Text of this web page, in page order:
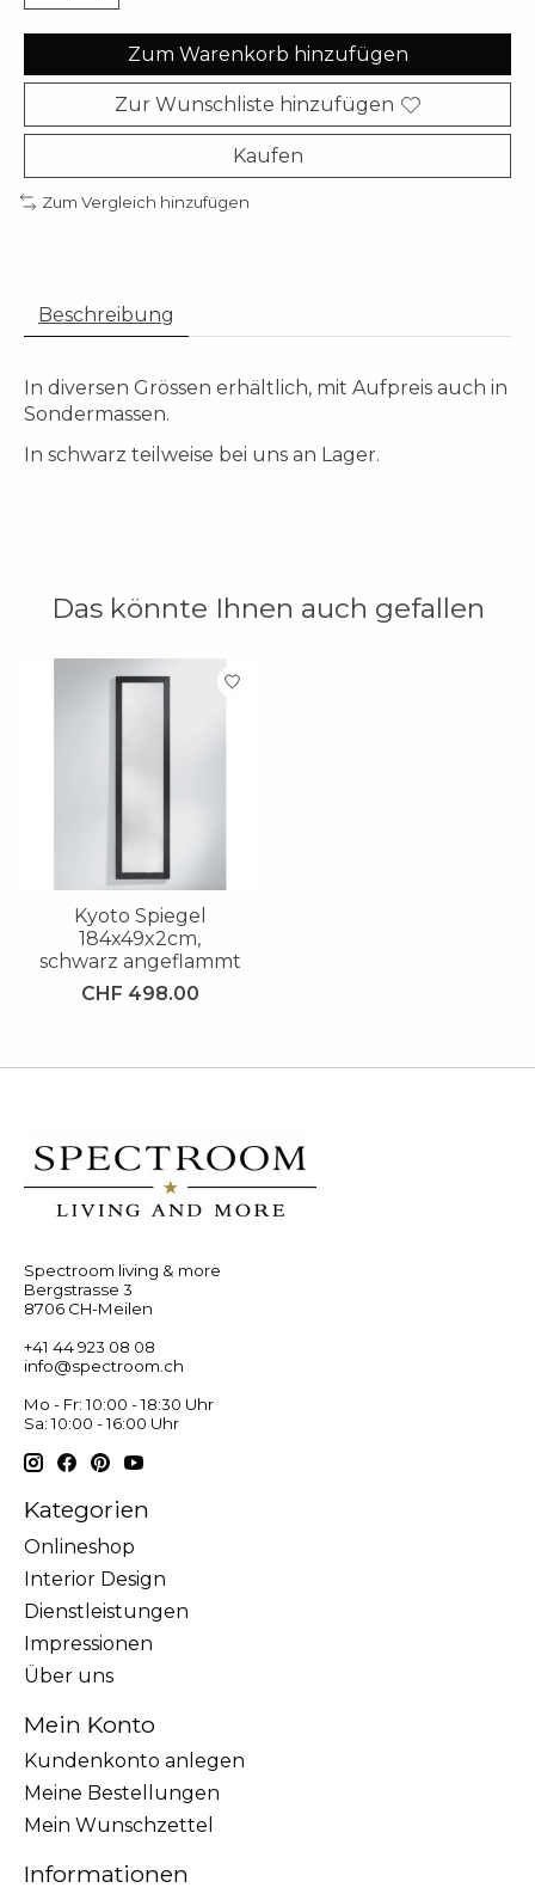
Zum Warenkorb hinzufügen
Zur Wunschliste hinzufügen
Kaufen
Zum Vergleich hinzufügen
Beschreibung
In diversen Grössen erhältlich, mit Aufpreis auch in
Sondermassen.
In schwarz teilweise bei uns an Lager.
Das könnte Ihnen auch gefallen
Produkt-Karussell-Artikel
Kyoto Spiegel
184x49x2cm,
schwarz angeflammt
CHF 498.00
Spectroom living & more
Bergstrasse 3
8706 CH-Meilen
+41 44 923 08 08
info@spectroom.ch
Mo - Fr: 10:00 - 18:30 Uhr
Sa: 10:00 - 16:00 Uhr
Kategorien
Onlineshop
Interior Design
Dienstleistungen
Impressionen
Über uns
Mein Konto
Kundenkonto anlegen
Meine Bestellungen
Mein Wunschzettel
Informationen